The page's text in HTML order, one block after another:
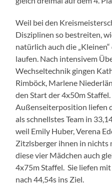
Weil bei den
Disziplinen so bestreiten,
natürlich auch die
laufen. Nach intensivem
Wechseltechnik gingen
Rimböck, Marlene
den Start der 4x50m
Außenseiterposition liefen
als schnellstes Team in
weil Emily Huber, Verena
Zitzlsberger ihnen in nichts
diese vier Mädchen auch
4x75m Staffel. Sie liefen
nach 44,54s ins Ziel.